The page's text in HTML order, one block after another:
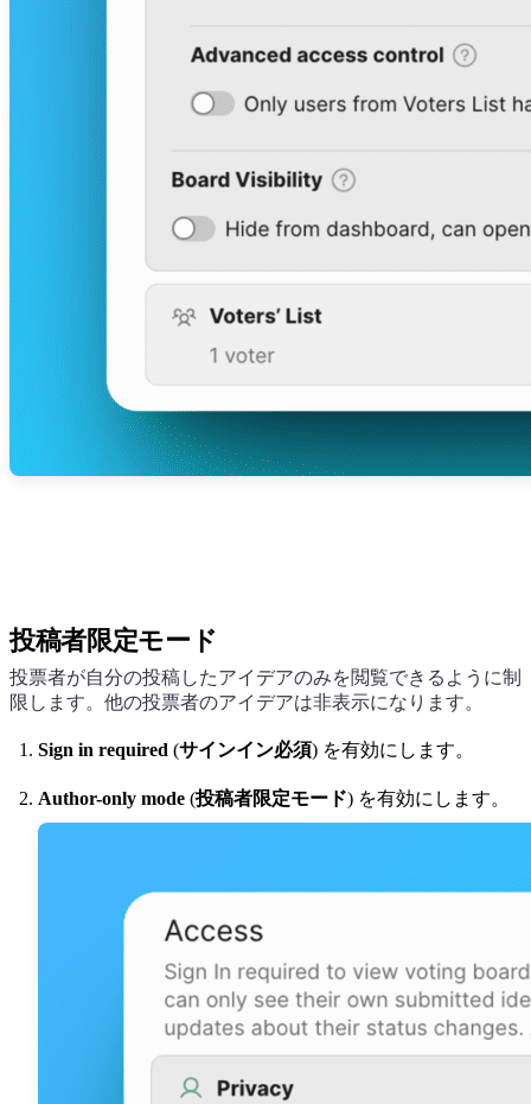
投稿者限定モード
投票者が自分の投稿したアイデアのみを閲覧できるように制
限します。他の投票者のアイデアは非表示になります。
Sign in required (サインイン必須) を有効にします。
Author-only mode (投稿者限定モード) を有効にします。